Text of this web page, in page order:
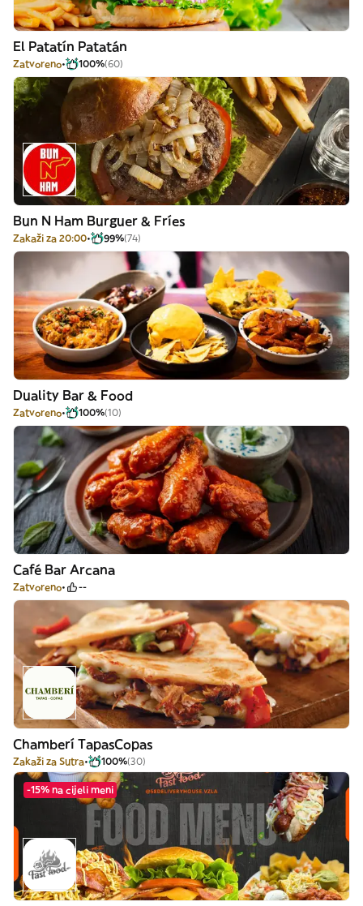
El Patatín Patatán
Zatvoreno 100%(60)
Bun N Ham Burguer & Fríes
Zakaži za 20:00 99%(74)
Duality Bar & Food
Zatvoreno 100%(10)
Café Bar Arcana
Zatvoreno --
Chamberí TapasCopas
Zakaži za Sutra 100%(30)
-15% na cijeli meni